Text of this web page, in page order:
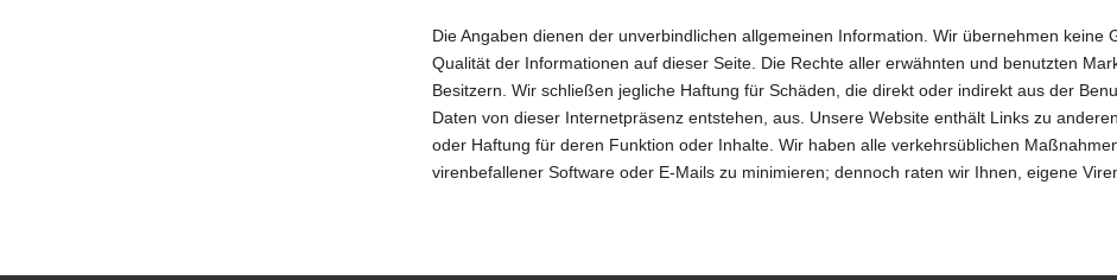
Die Angaben dienen der unverbindlichen allgemeinen Information. Wir übernehmen keine
Qualität der Informationen auf dieser Seite. Die Rechte aller erwähnten und benutzten
Besitzern. Wir schließen jegliche Haftung für Schäden, die direkt oder indirekt aus der
Daten von dieser Internetpräsenz entstehen, aus. Unsere Website enthält Links zu
oder Haftung für deren Funktion oder Inhalte. Wir haben alle verkehrsüblichen
virenbefallener Software oder E-Mails zu minimieren; dennoch raten wir Ihnen, eigene